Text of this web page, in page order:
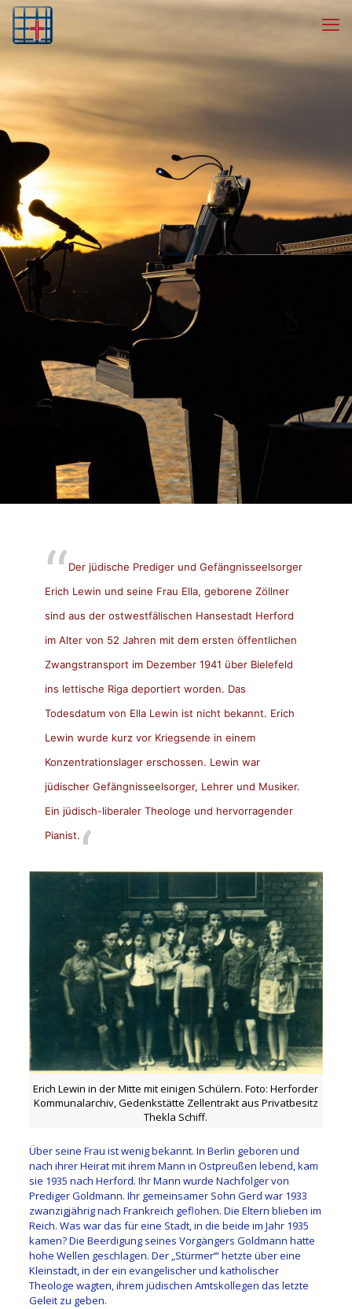
Der jüdische Prediger und Gefängnisseelsorger
Erich Lewin und seine Frau Ella, geborene Zöllner
sind aus der ostwestfälischen Hansestadt Herford
im Alter von 52 Jahren mit dem ersten öffentlichen
Zwangstransport im Dezember 1941 über Bielefeld
ins lettische Riga deportiert worden. Das
Todesdatum von Ella Lewin ist nicht bekannt. Erich
Lewin wurde kurz vor Kriegsende in einem
Konzentrationslager erschossen. Lewin war
jüdischer Gefängnisseelsorger, Lehrer und Musiker.
Ein jüdisch-liberaler Theologe und hervorragender
Pianist.
Erich Lewin in der Mitte mit einigen Schülern. Foto: Herforder
Kommunalarchiv, Gedenkstätte Zellentrakt aus Privatbesitz
Thekla Schiff.
Über seine Frau ist wenig bekannt. In Berlin geboren und
nach ihrer Heirat mit ihrem Mann in Ostpreußen lebend, kam
sie 1935 nach Herford. Ihr Mann wurde Nachfolger von
Prediger Goldmann. Ihr gemeinsamer Sohn Gerd war 1933
zwanzigjährig nach Frankreich geflohen. Die Eltern blieben im
Reich. Was war das für eine Stadt, in die beide im Jahr 1935
kamen? Die Beerdigung seines Vorgängers Goldmann hatte
hohe Wellen geschlagen. Der „Stürmer‘“ hetzte über eine
Kleinstadt, in der ein evangelischer und katholischer
Theologe wagten, ihrem jüdischen Amtskollegen das letzte
Geleit zu geben.